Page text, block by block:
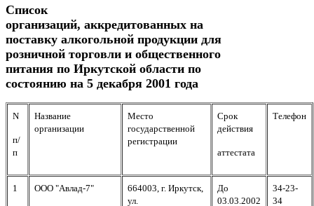
Список
организаций, аккредитованных на
поставку алкогольной продукции для
розничной торговли и общественного
питания по Иркутской области по
состоянию на 5 декабря 2001 года
N
п/
п
Название
организации
Место
государственной
регистрации
Срок
действия
аттестата
Телефон
1 ООО "Авлад-7"
664003, г. Иркутск,
ул.
До
03.03.2002
34-23-
34